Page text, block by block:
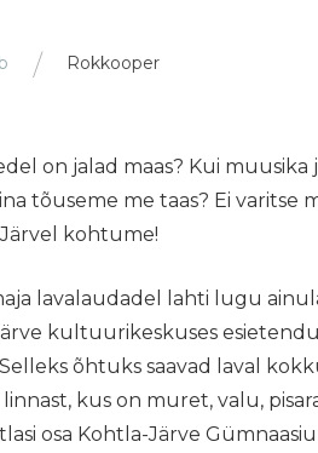
Rokkooper
on jalad maas? Kui muusika
tõuseme me taas? Ei varitse
kohtume!
lavalaudadel lahti lugu
kultuurikeskuses
õhtuks saavad laval
kus on muret, valu,
osa Kohtla-Järve